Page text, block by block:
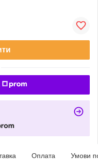
Оплата Умови